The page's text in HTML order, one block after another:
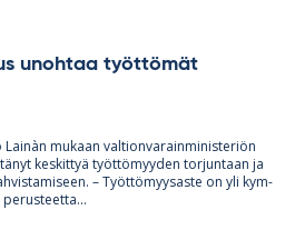
unoh­taa työt­tö­mät
Lainàn mu­kaan val­tion­va­rain­mi­nis­te­riön
kes­kit­tyä työt­tö­myy­den tor­jun­taan ja
– Työt­tö­myy­saste on yli kym­